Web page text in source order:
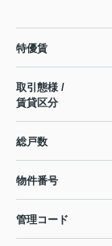
特優賃
取引態様 /
賃貸区分
総戸数
物件番号
管理コード